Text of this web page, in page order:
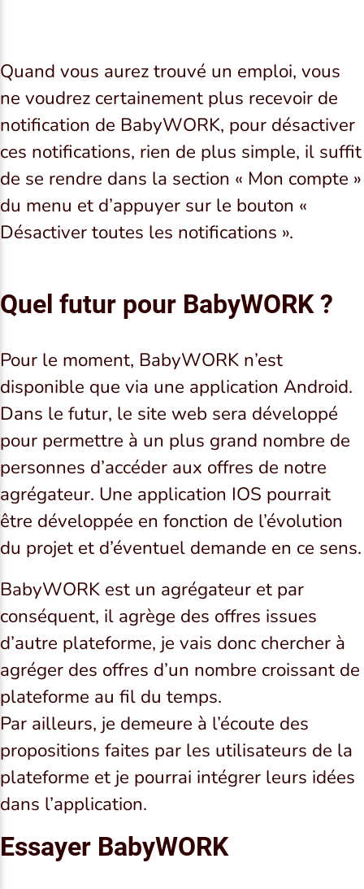
Quand vous aurez trouvé un emploi, vous
ne voudrez certainement plus recevoir de
notification de BabyWORK, pour désactiver
ces notifications, rien de plus simple, il suffit
de se rendre dans la section « Mon compte »
du menu et d’appuyer sur le bouton «
Désactiver toutes les notifications ».
Quel futur pour BabyWORK ?
Pour le moment, BabyWORK n’est
disponible que via une application Android.
Dans le futur, le site web sera développé
pour permettre à un plus grand nombre de
personnes d’accéder aux offres de notre
agrégateur. Une application IOS pourrait
être développée en fonction de l’évolution
du projet et d’éventuel demande en ce sens.
BabyWORK est un agrégateur et par
conséquent, il agrège des offres issues
d’autre plateforme, je vais donc chercher à
agréger des offres d’un nombre croissant de
plateforme au fil du temps.
Par ailleurs, je demeure à l’écoute des
propositions faites par les utilisateurs de la
plateforme et je pourrai intégrer leurs idées
dans l’application.
Essayer BabyWORK